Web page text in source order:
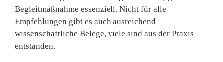
Begleitmaßnahme essenziell. Nicht für alle
Empfehlungen gibt es auch ausreichend
wissenschaftliche Belege, viele sind aus der Praxis
entstanden.